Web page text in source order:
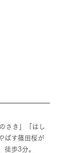
さき」「はし
ばす篠田桜が
徒歩3分。